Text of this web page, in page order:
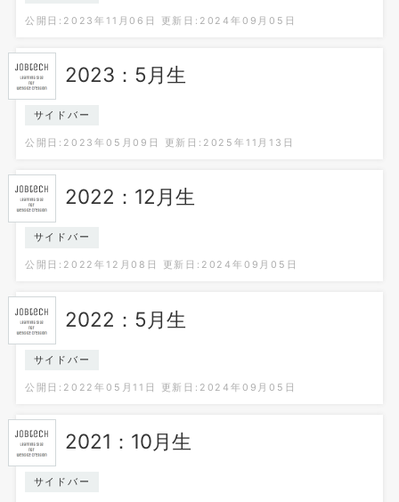
公開日:2023年11月06日 更新日:2024年09月05日
2023：5月生
サイドバー
公開日:2023年05月09日 更新日:2025年11月13日
2022：12月生
サイドバー
公開日:2022年12月08日 更新日:2024年09月05日
2022：5月生
サイドバー
公開日:2022年05月11日 更新日:2024年09月05日
2021：10月生
サイドバー